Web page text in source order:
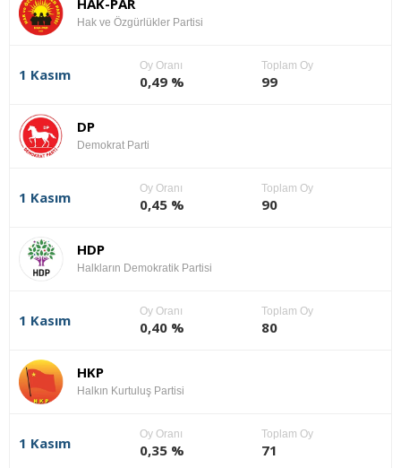
HAK-PAR
Hak ve Özgürlükler Partisi
1 Kasım
Oy Oranı
0,49 %
Toplam Oy
99
DP
Demokrat Parti
1 Kasım
Oy Oranı
0,45 %
Toplam Oy
90
HDP
Halkların Demokratik Partisi
1 Kasım
Oy Oranı
0,40 %
Toplam Oy
80
HKP
Halkın Kurtuluş Partisi
1 Kasım
Oy Oranı
0,35 %
Toplam Oy
71